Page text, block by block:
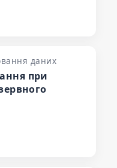
даних
при